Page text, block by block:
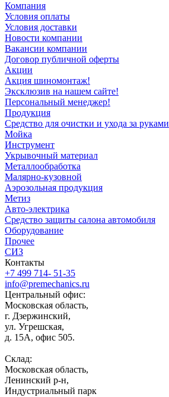
Компания
Условия оплаты
Условия доставки
Новости компании
Вакансии компании
Договор публичной оферты
Акции
Акция шиномонтаж!
Эксклюзив на нашем сайте!
Персональный менеджер!
Продукция
Средство для очистки и ухода за руками
Мойка
Инструмент
Укрывочный материал
Металлообработка
Малярно-кузовной
Аэрозольная продукция
Метиз
Авто-электрика
Средство защиты салона автомобиля
Оборудование
Прочее
СИЗ
Контакты
+7 499 714- 51-35
info@premechanics.ru
Центральный офис:
Московская область,
г. Дзержинский,
ул. Угрешская,
д. 15А, офис 505.
Склад:
Московская область,
Ленинский р-н,
Индустриальный парк